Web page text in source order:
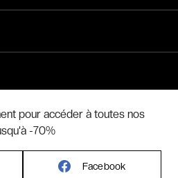
pour accéder à toutes nos
-70%
Facebook